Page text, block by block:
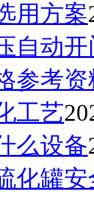
用方案
自动开
参考资
工艺
么设备
化罐